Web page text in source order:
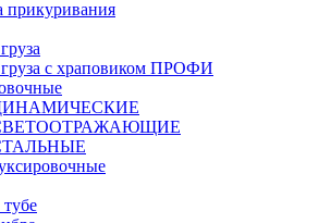
прикуривания
с храповиком ПРОФИ